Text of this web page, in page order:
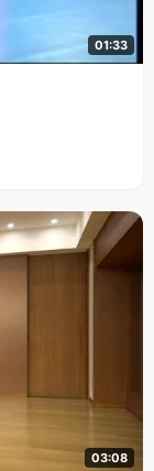
01:33
03:08